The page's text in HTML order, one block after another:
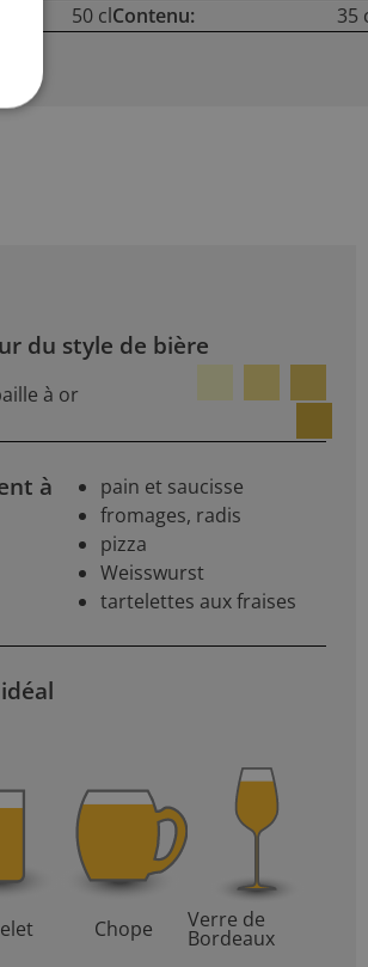
50 clContenu: 35
du style de bière
à or
à
pain et saucisse
fromages, radis
pizza
Weisswurst
tartelettes aux fraises
Chope Verre de
Bordeaux